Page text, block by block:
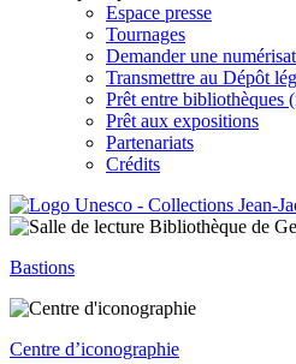
Espace presse
Tournages
Demander une
Transmettre au Dépôt
Prêt entre bibliothèques
Prêt aux expositions
Partenariats
Crédits
Bastions
Centre d’iconographie